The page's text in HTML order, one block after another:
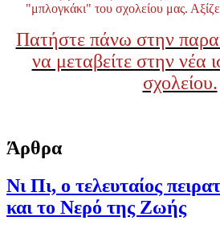
"μπλογκάκι" του σχολείου μας.
Πατήστε πάνω στην
να μεταβείτε στην νέα
σχολείου.
Άρθρα
Νι Πι, ο τελευταίος
και το Νερό της Ζωής